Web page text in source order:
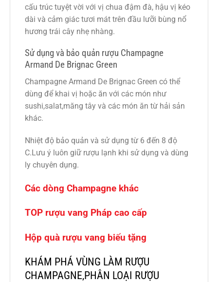
cấu trúc tuyệt vời với vị chua đậm đà, hậu vị kéo
dài và cảm giác tươi mát trên đầu lưỡi bùng nổ
hương trái cây nhẹ nhàng.
Sử dụng và bảo quản rượu Champagne
Armand De Brignac Green
Champagne Armand De Brignac Green có thể
dùng để khai vị hoặc ăn với các món như
sushi,salat,măng tây và các món ăn từ hải sản
khác.
Nhiệt độ bảo quản và sử dụng từ 6 đến 8 độ
C.Lưu ý luôn giữ rượu lạnh khi sử dụng và dùng
ly chuyên dụng.
Các dòng Champagne khác
TOP rượu vang Pháp cao cấp
Hộp quà rượu vang biếu tặng
KHÁM PHÁ VÙNG LÀM RƯỢU
CHAMPAGNE,PHÂN LOẠI RƯỢU